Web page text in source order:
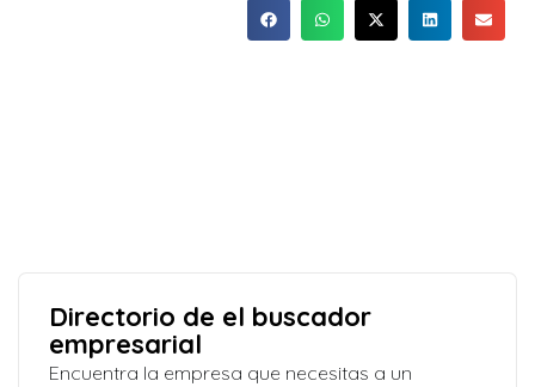
Directorio de el buscador
empresarial
Encuentra la empresa que necesitas a un